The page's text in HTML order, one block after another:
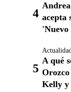
acepta
A qué
Kelly y